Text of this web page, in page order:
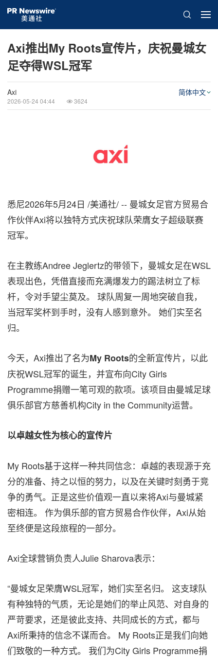
Axi推出My Roots宣传片，庆祝曼城女
足夺得WSL冠军
Axi
2026-05-24 04:44 3624
简体中文
悉尼2026年5月24日 /美通社/ -- 曼城女足官方贸易合
作伙伴Axi将以独特方式庆祝球队荣膺女子超级联赛
冠军。
在主教练Andree Jeglertz的带领下，曼城女足在WSL
表现出色，凭借直接而充满爆发力的踢法树立了标
杆，令对手望尘莫及。 球队周复一周地突破自我，
当冠军奖杯到手时，没有人感到意外。 她们实至名
归。
今天，Axi推出了名为My Roots的全新宣传片，以此
庆祝WSL冠军的诞生，并宣布向City Girls
Programme捐赠一笔可观的款项。该项目由曼城足球
俱乐部官方慈善机构City in the Community运营。
以卓越女性为核心的宣传片
My Roots基于这样一种共同信念：卓越的表现源于充
分的准备、持之以恒的努力，以及在关键时刻勇于竞
争的勇气。正是这些价值观一直以来将Axi与曼城紧
密相连。 作为俱乐部的官方贸易合作伙伴，Axi从始
至终便是这段旅程的一部分。
Axi全球营销负责人Julie Sharova表示：
“曼城女足荣膺WSL冠军，她们实至名归。 这支球队
有种独特的气质，无论是她们的举止风范、对自身的
严苛要求，还是彼此支持、共同成长的方式，都与
Axi所秉持的信念不谋而合。 My Roots正是我们向她
们致敬的一种方式。 我们为City Girls Programme捐